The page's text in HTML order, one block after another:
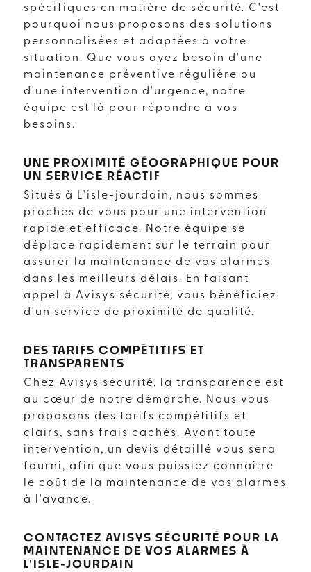
spécifiques en matière de sécurité. C'est
pourquoi nous proposons des solutions
personnalisées et adaptées à votre
situation. Que vous ayez besoin d'une
maintenance préventive régulière ou
d'une intervention d'urgence, notre
équipe est là pour répondre à vos
besoins.
UNE PROXIMITÉ GÉOGRAPHIQUE POUR
UN SERVICE RÉACTIF
Situés à L'isle-jourdain, nous sommes
proches de vous pour une intervention
rapide et efficace. Notre équipe se
déplace rapidement sur le terrain pour
assurer la maintenance de vos alarmes
dans les meilleurs délais. En faisant
appel à Avisys sécurité, vous bénéficiez
d'un service de proximité de qualité.
DES TARIFS COMPÉTITIFS ET
TRANSPARENTS
Chez Avisys sécurité, la transparence est
au cœur de notre démarche. Nous vous
proposons des tarifs compétitifs et
clairs, sans frais cachés. Avant toute
intervention, un devis détaillé vous sera
fourni, afin que vous puissiez connaître
le coût de la maintenance de vos alarmes
à l'avance.
CONTACTEZ AVISYS SÉCURITÉ POUR LA
MAINTENANCE DE VOS ALARMES À
L'ISLE-JOURDAIN